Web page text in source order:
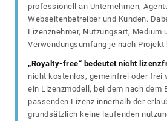
professionell an Unternehmen,
Webseitenbetreiber und Kunden.
Lizenznehmer, Nutzungsart, Medium
Verwendungsumfang je nach
„Royalty-free“ bedeutet nicht
nicht kostenlos, gemeinfrei oder frei
ein Lizenzmodell, bei dem nach dem
passenden Lizenz innerhalb der
grundsätzlich keine laufenden